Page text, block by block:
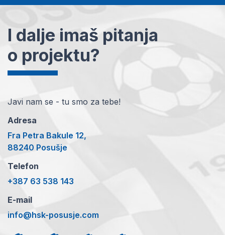
I dalje imaš pitanja
o projektu?
Javi nam se - tu smo za tebe!
Adresa
Fra Petra Bakule 12,
88240 Posušje
Telefon
+387 63 538 143
E-mail
info@hsk-posusje.com